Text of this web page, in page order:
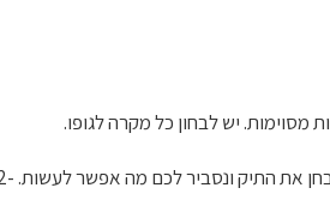
מסוימות. יש לבחון כל מקרה לגופו.
– נבחן את